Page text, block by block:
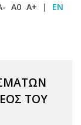
A0 A+ | EN
ΤΟΥ